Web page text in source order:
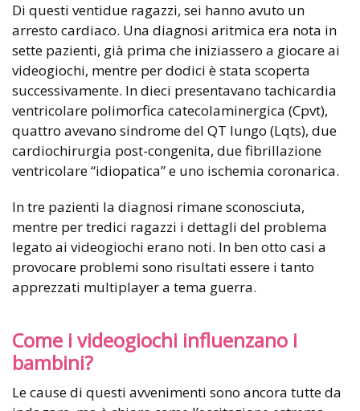
Di questi ventidue ragazzi, sei hanno avuto un
arresto cardiaco. Una diagnosi aritmica era nota in
sette pazienti, già prima che iniziassero a giocare ai
videogiochi, mentre per dodici è stata scoperta
successivamente. In dieci presentavano tachicardia
ventricolare polimorfica catecolaminergica (Cpvt),
quattro avevano sindrome del QT lungo (Lqts), due
cardiochirurgia post-congenita, due fibrillazione
ventricolare “idiopatica” e uno ischemia coronarica.
In tre pazienti la diagnosi rimane sconosciuta,
mentre per tredici ragazzi i dettagli del problema
legato ai videogiochi erano noti. In ben otto casi a
provocare problemi sono risultati essere i tanto
apprezzati multiplayer a tema guerra.
Come i videogiochi influenzano i
bambini?
Le cause di questi avvenimenti sono ancora tutte da